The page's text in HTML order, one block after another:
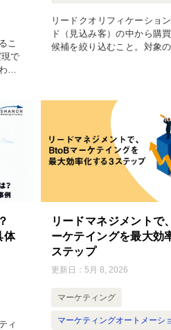
こ
で
し
す
リードクオリフィケーショ
ド（見込み客）の中から購
候補を絞り込むこと。対象
の商 […]
体
ィ
リードマネジメントで
ーケテイングを最大効
ステップ
更新日： 5月 8, 2026
マーケティング
マーケティングオートメーシ